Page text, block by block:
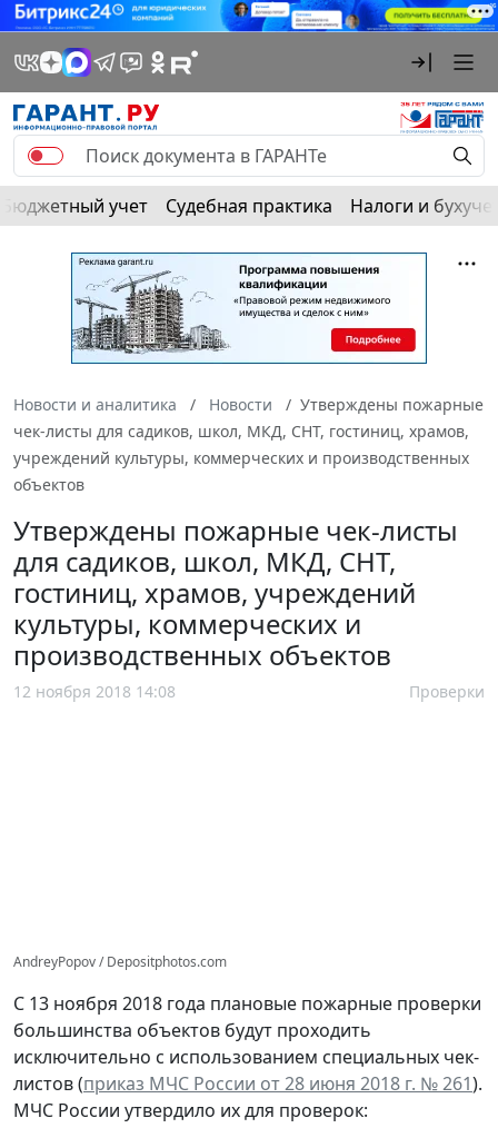
Бюджетный учет Судебная практика Налоги и
Новости и аналитика Новости
Утверждены пожарные
чек-листы для садиков, школ, МКД, СНТ, гостиниц, храмов,
учреждений культуры, коммерческих и производственных
объектов
Утверждены пожарные чек-листы
для садиков, школ, МКД, СНТ,
гостиниц, храмов, учреждений
культуры, коммерческих и
производственных объектов
12 ноября 2018 14:08 Проверки
AndreyPopov / Depositphotos.com
С 13 ноября 2018 года плановые пожарные проверки
большинства объектов будут проходить
исключительно с использованием специальных чек-
листов (приказ МЧС России от 28 июня 2018 г. № 261).
МЧС России утвердило их для проверок: